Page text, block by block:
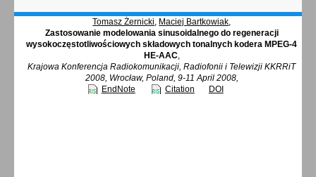
Tomasz Żernicki, Maciej Bartkowiak,
Zastosowanie modelowania sinusoidalnego do regeneracji
wysokoczęstotliwościowych składowych tonalnych kodera MPEG-4
HE-AAC,
Krajowa Konferencja Radiokomunikacji, Radiofonii i Telewizji KKRRiT
2008, Wrocław, Poland, 9-11 April 2008,
EndNote
Citation DOI